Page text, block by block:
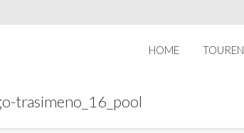
HOME TOUREN
trasimeno_16_pool